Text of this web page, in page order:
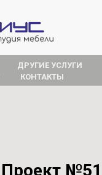
ДРУГИЕ УСЛУГИ
КОНТАКТЫ
Проект